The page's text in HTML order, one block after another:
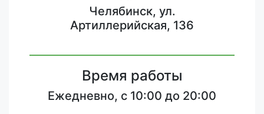
Челябинск, ул.
Артиллерийская, 136
Время работы
Ежедневно, с 10:00 до 20:00